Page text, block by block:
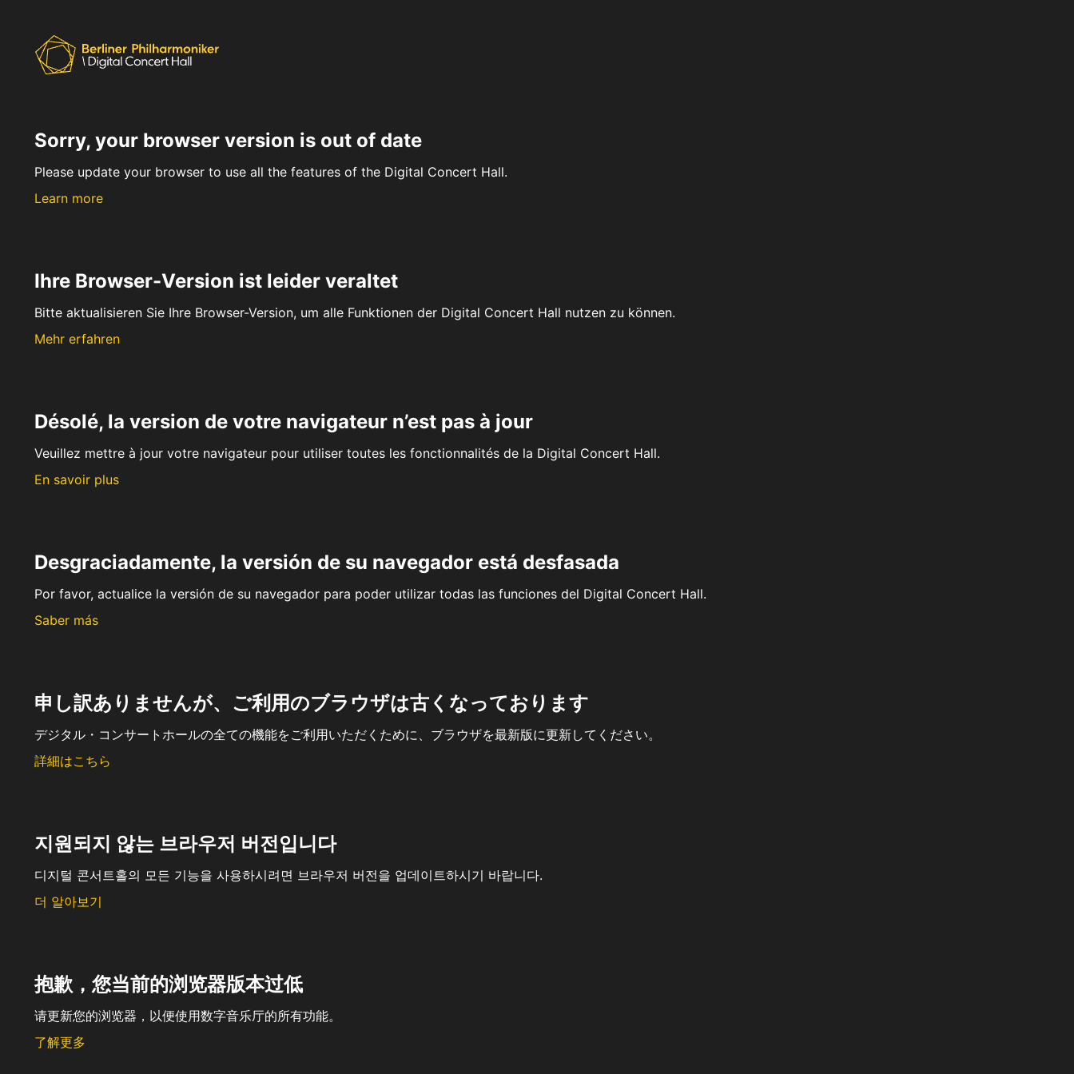
Sorry, your browser version is out of date
Please update your browser to use all the features of the Digital Concert Hall.
Learn more
Ihre Browser-Version ist leider veraltet
Bitte aktualisieren Sie Ihre Browser-Version, um alle Funktionen der Digital Concert Hall nutzen zu können.
Mehr erfahren
Désolé, la version de votre navigateur n’est pas à jour
Veuillez mettre à jour votre navigateur pour utiliser toutes les fonctionnalités de la Digital Concert Hall.
En savoir plus
Desgraciadamente, la versión de su navegador está desfasada
Por favor, actualice la versión de su navegador para poder utilizar todas las funciones del Digital Concert Hall.
Saber más
申し訳ありませんが、ご利用のブラウザは古くなっております
デジタル・コンサートホールの全ての機能をご利用いただくために、ブラウザを最新版に更新してください。
詳細はこちら
지원되지 않는 브라우저 버전입니다
디지털 콘서트홀의 모든 기능을 사용하시려면 브라우저 버전을 업데이트하시기 바랍니다.
더 알아보기
抱歉，您当前的浏览器版本过低
请更新您的浏览器，以便使用数字音乐厅的所有功能。
了解更多